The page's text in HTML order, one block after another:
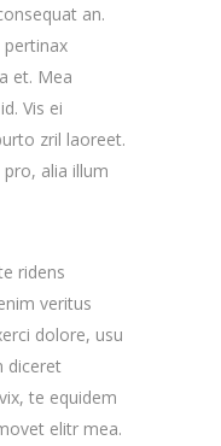
an.
pertinax
et. Mea
Vis ei
zril laoreet.
alia illum
ridens
veritus
dolore, usu
diceret
te equidem
elitr mea.